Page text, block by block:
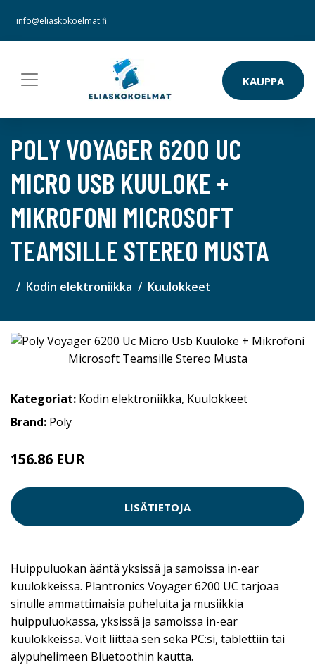
info@eliaskokoelmat.fi
KAUPPA
POLY VOYAGER 6200 UC
MICRO USB KUULOKE +
MIKROFONI MICROSOFT
TEAMSILLE STEREO MUSTA
Kodin elektroniikka Kuulokkeet
Kategoriat: Kodin elektroniikka, Kuulokkeet
Brand: Poly
156.86 EUR
LISÄTIETOJA
Huippuluokan ääntä yksissä ja samoissa in-ear
kuulokkeissa. Plantronics Voyager 6200 UC tarjoaa
sinulle ammattimaisia puheluita ja musiikkia
huippuluokassa, yksissä ja samoissa in-ear
kuulokkeissa. Voit liittää sen sekä PC:si, tablettiin tai
älypuhelimeen Bluetoothin kautta.